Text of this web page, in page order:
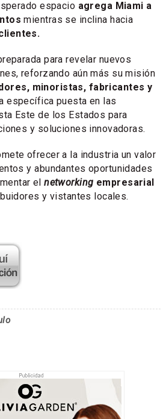
espacio agrega Miami a
mientras se inclina hacia
para revelar nuevos
reforzando aún más su misión
minoristas, fabricantes y
específica puesta en las
Este de los Estados para
y soluciones innovadoras.
ofrecer a la industria un valor
y abundantes oportunidades
elnetworking empresarial
y vistantes locales.